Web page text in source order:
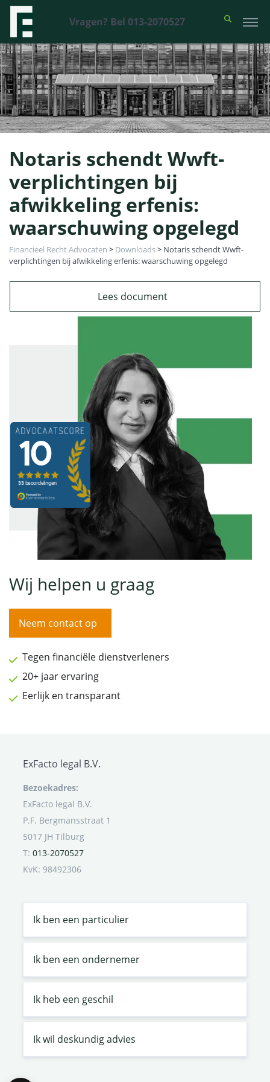
Vragen? Bel 013-2070527
Notaris schendt Wwft-
verplichtingen bij
afwikkeling erfenis:
waarschuwing opgelegd
Financieel Recht Advocaten > Downloads> Notaris schendt Wwft-
verplichtingen bij afwikkeling erfenis: waarschuwing opgelegd
Lees document
Wij helpen u graag
Neem contact op
Tegen financiële dienstverleners
20+ jaar ervaring
Eerlijk en transparant
ExFacto legal B.V.
Bezoekadres:
ExFacto legal B.V.
P.F. Bergmansstraat 1
5017 JH Tilburg
T: 013-2070527
KvK: 98492306
Ik ben een particulier
Ik ben een ondernemer
Ik heb een geschil
Ik wil deskundig advies